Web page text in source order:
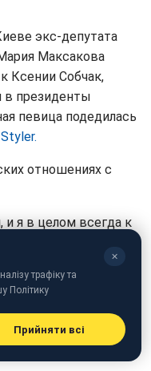
экс-депутата
Максакова
Ксении Собчак,
в президенты
певица подедилась
Styler.
отношениях с
я в целом всегда к
ведущая", -
победу Собчак в
✕
трафіку та
Політику
Прийняти всі